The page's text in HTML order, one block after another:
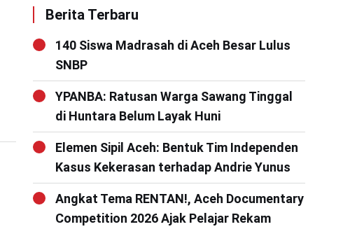
Berita Terbaru
140 Siswa Madrasah di Aceh Besar Lulus
SNBP
YPANBA: Ratusan Warga Sawang Tinggal
di Huntara Belum Layak Huni
Elemen Sipil Aceh: Bentuk Tim Independen
Kasus Kekerasan terhadap Andrie Yunus
Angkat Tema RENTAN!, Aceh Documentary
Competition 2026 Ajak Pelajar Rekam